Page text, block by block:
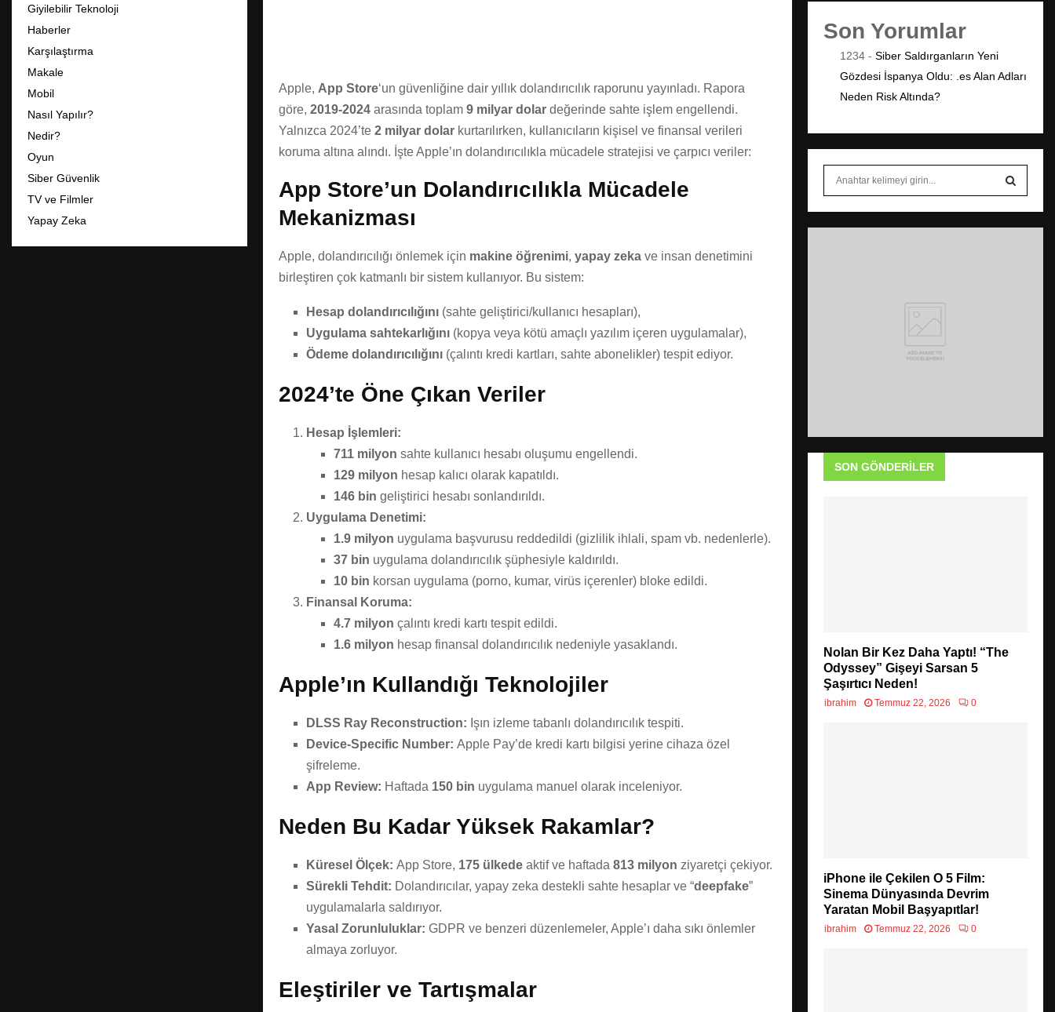
Apple, App Store‘un güvenliğine dair yıllık dolandırıcılık raporunu yayınladı. Rapora
göre, 2019-2024 arasında toplam 9 milyar dolar değerinde sahte işlem engellendi.
Yalnızca 2024’te 2 milyar dolar kurtarılırken, kullanıcıların kişisel ve finansal verileri
koruma altına alındı. İşte Apple’ın dolandırıcılıkla mücadele stratejisi ve çarpıcı veriler:
App Store’un Dolandırıcılıkla Mücadele
Mekanizması
Apple, dolandırıcılığı önlemek için makine öğrenimi, yapay zeka ve insan denetimini
birleştiren çok katmanlı bir sistem kullanıyor. Bu sistem:
Hesap dolandırıcılığını (sahte geliştirici/kullanıcı hesapları),
Uygulama sahtekarlığını (kopya veya kötü amaçlı yazılım içeren uygulamalar),
Ödeme dolandırıcılığını (çalıntı kredi kartları, sahte abonelikler) tespit ediyor.
2024’te Öne Çıkan Veriler
Hesap İşlemleri:
711 milyon sahte kullanıcı hesabı oluşumu engellendi.
129 milyon hesap kalıcı olarak kapatıldı.
146 bin geliştirici hesabı sonlandırıldı.
Uygulama Denetimi:
1.9 milyon uygulama başvurusu reddedildi (gizlilik ihlali, spam vb. nedenlerle).
37 bin uygulama dolandırıcılık şüphesiyle kaldırıldı.
10 bin korsan uygulama (porno, kumar, virüs içerenler) bloke edildi.
Finansal Koruma:
4.7 milyon çalıntı kredi kartı tespit edildi.
1.6 milyon hesap finansal dolandırıcılık nedeniyle yasaklandı.
Apple’ın Kullandığı Teknolojiler
DLSS Ray Reconstruction: Işın izleme tabanlı dolandırıcılık tespiti.
Device-Specific Number: Apple Pay’de kredi kartı bilgisi yerine cihaza özel
şifreleme.
App Review: Haftada 150 bin uygulama manuel olarak inceleniyor.
Neden Bu Kadar Yüksek Rakamlar?
Küresel Ölçek: App Store, 175 ülkede aktif ve haftada 813 milyon ziyaretçi çekiyor.
Sürekli Tehdit: Dolandırıcılar, yapay zeka destekli sahte hesaplar ve “deepfake”
uygulamalarla saldırıyor.
Yasal Zorunluluklar: GDPR ve benzeri düzenlemeler, Apple’ı daha sıkı önlemler
almaya zorluyor.
Eleştiriler ve Tartışmalar
Giyilebilir Teknoloji
Haberler
Karşılaştırma
Makale
Mobil
Nasıl Yapılır?
Nedir?
Oyun
Siber Güvenlik
TV ve Filmler
Yapay Zeka
Son Yorumlar
1234 - Siber Saldırganların Yeni
Gözdesi İspanya Oldu: .es Alan Adları
Neden Risk Altında?
S
SON GÖNDERILER
Nolan Bir Kez Daha Yaptı! “The
Odyssey” Gişeyi Sarsan 5
Şaşırtıcı Neden!
ibrahim Temmuz 22, 2026 0
iPhone ile Çekilen O 5 Film:
Sinema Dünyasında Devrim
Yaratan Mobil Başyapıtlar!
ibrahim Temmuz 22, 2026 0